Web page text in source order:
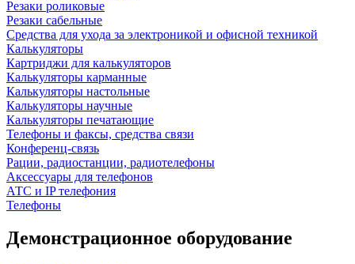
Резаки роликовые
Резаки сабельные
Средства для ухода за электроникой и офисной техникой
Калькуляторы
Картриджи для калькуляторов
Калькуляторы карманные
Калькуляторы настольные
Калькуляторы научные
Калькуляторы печатающие
Телефоны и факсы, средства связи
Конференц-связь
Рации, радиостанции, радиотелефоны
Аксессуары для телефонов
АТС и IP телефония
Телефоны
Демонстрационное оборудование